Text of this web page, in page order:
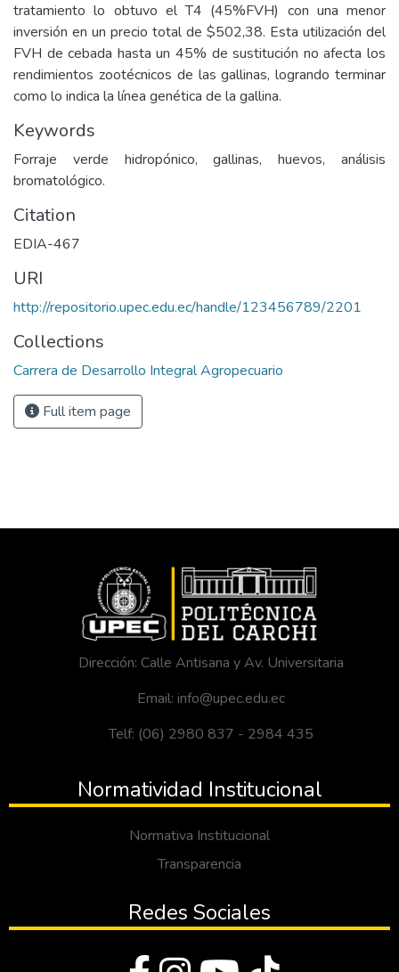
tratamiento lo obtuvo el T4 (45%FVH) con una menor
inversión en un precio total de $502,38. Esta utilización del
FVH de cebada hasta un 45% de sustitución no afecta los
rendimientos zootécnicos de las gallinas, logrando terminar
como lo indica la línea genética de la gallina.
Keywords
Forraje verde hidropónico, gallinas, huevos, análisis
bromatológico.
Citation
EDIA-467
URI
http://repositorio.upec.edu.ec/handle/123456789/2201
Collections
Carrera de Desarrollo Integral Agropecuario
Full item page
Dirección: Calle Antisana y Av. Universitaria
Email: info@upec.edu.ec
Telf: (06) 2980 837 - 2984 435
Normatividad Institucional
Normativa Institucional
Transparencia
Redes Sociales